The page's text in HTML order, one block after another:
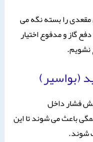
مقعدی را بسته نگه می
گاز و مدفوع اختیار
نشویم.
(بواسیر)
فشار داخل
باعث می شوند تا این
شوند.